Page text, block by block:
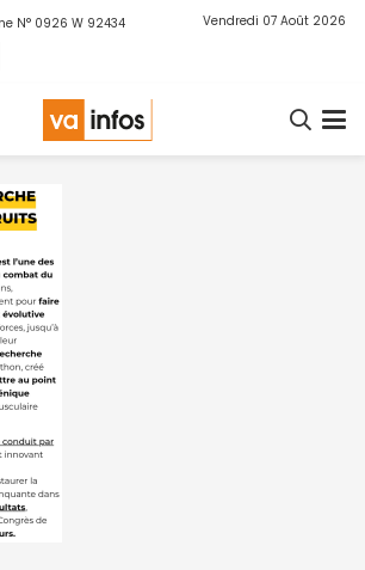
N° 0926 W 92434 Vendredi 07 Août 2026